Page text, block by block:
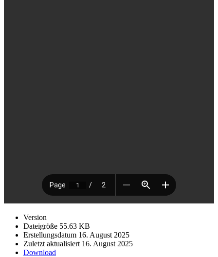
Version
Dateigröße 55.63 KB
Erstellungsdatum 16. August 2025
Zuletzt aktualisiert 16. August 2025
Download